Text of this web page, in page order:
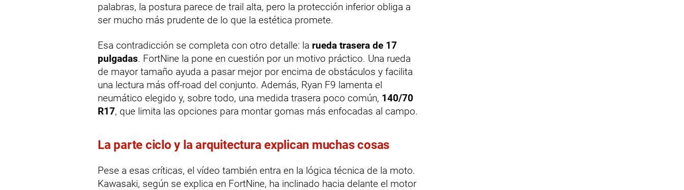
palabras, la postura parece de trail alta, pero la protección inferior obliga a
ser mucho más prudente de lo que la estética promete.
Esa contradicción se completa con otro detalle: la rueda trasera de 17
pulgadas. FortNine la pone en cuestión por un motivo práctico. Una rueda
de mayor tamaño ayuda a pasar mejor por encima de obstáculos y facilita
una lectura más off-road del conjunto. Además, Ryan F9 lamenta el
neumático elegido y, sobre todo, una medida trasera poco común, 140/70
R17, que limita las opciones para montar gomas más enfocadas al campo.
La parte ciclo y la arquitectura explican muchas cosas
Pese a esas críticas, el vídeo también entra en la lógica técnica de la moto.
Kawasaki, según se explica en FortNine, ha inclinado hacia delante el motor